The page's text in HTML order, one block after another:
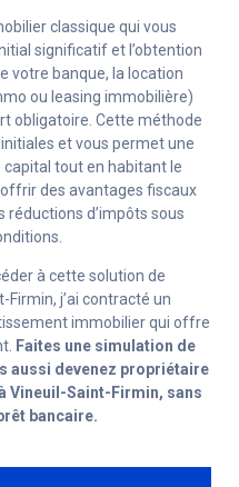
classique qui vous
significatif et l’obtention
votre banque, la location
ou leasing immobilière)
obligatoire. Cette méthode
et vous permet une
tout en habitant le
offrir des avantages fiscaux
réductions d’impôts sous
à cette solution de
j’ai contracté un
immobilier qui offre
Faites une simulation de
aussi devenez propriétaire
Vineuil-Saint-Firmin, sans
bancaire.